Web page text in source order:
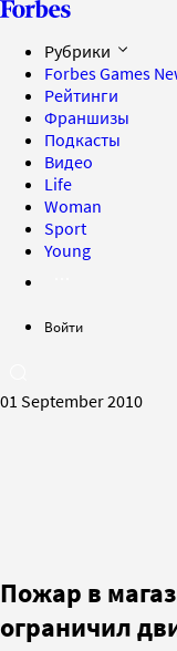
Рубрики
Forbes Games
Рейтинги
Франшизы
Подкасты
Видео
Life
Woman
Sport
Young
Войти
01 September 2010
Пожар в
ограничил